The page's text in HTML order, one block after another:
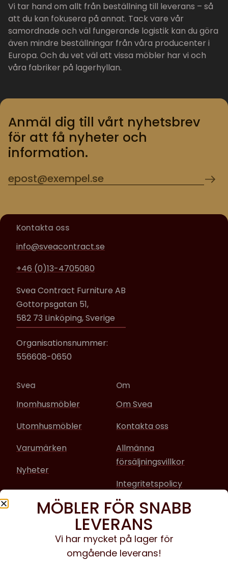
Vi tar hand om allt från beställning till leverans – så
att du kan fokusera på annat. Tack vare vår
samordnade och väl fungerande logistik kan du göra
även mindre beställningar från våra producenter i
Europa. Och du vet väl att vissa möbler har vi och
våra fabriker på lagerhyllan.
Anmäl dig till vårt nyhetsbrev
för att få nyheter och
information.
Kontakta oss
info@sveacontract.se
+46 (0)13-4705080
Svea Contract Furniture AB
Gottorpsgatan 51,
582 73 Linköping, Sverige
Organisationsnummer:
556608-0650
Svea
Inomhusmöbler
Utomhusmöbler
Varumärken
Nyheter
Om
Om Svea
Kontakta oss
Allmänna
försäljningsvillkor
Integritetspolicy
Sociala media
Facebook
Instagram
MÖBLER FÖR SNABB
LEVERANS
Vi har mycket på lager för
omgående leverans!